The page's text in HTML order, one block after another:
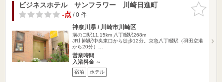
お気に入
りに追加
ビジネスホテル サンフラワー 川崎日進町
-点/ 0 件
神奈川県 / 川崎市川崎区
溝の口駅11.15km 八丁畷駅268m
JR川崎駅中央東口から徒歩12分。京急八丁畷駅（羽田空港
から20分）…
営業時間
入浴料金 ～
宿泊 ホテル